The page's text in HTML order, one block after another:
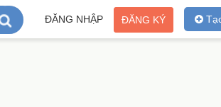
ĐĂNG KÝ
ĐĂNG NHẬP